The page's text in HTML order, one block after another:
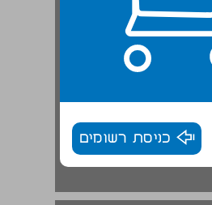
כניסת רשומים